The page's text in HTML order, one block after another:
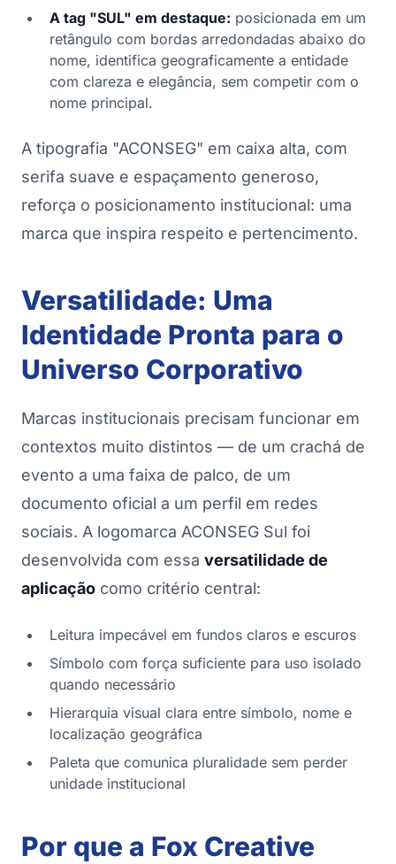
A tag "SUL" em destaque: posicionada em um
retângulo com bordas arredondadas abaixo do
nome, identifica geograficamente a entidade
com clareza e elegância, sem competir com o
nome principal.
A tipografia "ACONSEG" em caixa alta, com
serifa suave e espaçamento generoso,
reforça o posicionamento institucional: uma
marca que inspira respeito e pertencimento.
Versatilidade: Uma
Identidade Pronta para o
Universo Corporativo
Marcas institucionais precisam funcionar em
contextos muito distintos — de um crachá de
evento a uma faixa de palco, de um
documento oficial a um perfil em redes
sociais. A logomarca ACONSEG Sul foi
desenvolvida com essa versatilidade de
aplicação como critério central:
Leitura impecável em fundos claros e escuros
Símbolo com força suficiente para uso isolado
quando necessário
Hierarquia visual clara entre símbolo, nome e
localização geográfica
Paleta que comunica pluralidade sem perder
unidade institucional
Por que a Fox Creative